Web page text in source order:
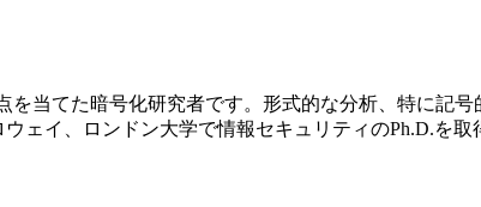
を当てた暗号化研究者です。形式的な分析、特に記
ェイ、ロンドン大学で情報セキュリティのPh.D.を取